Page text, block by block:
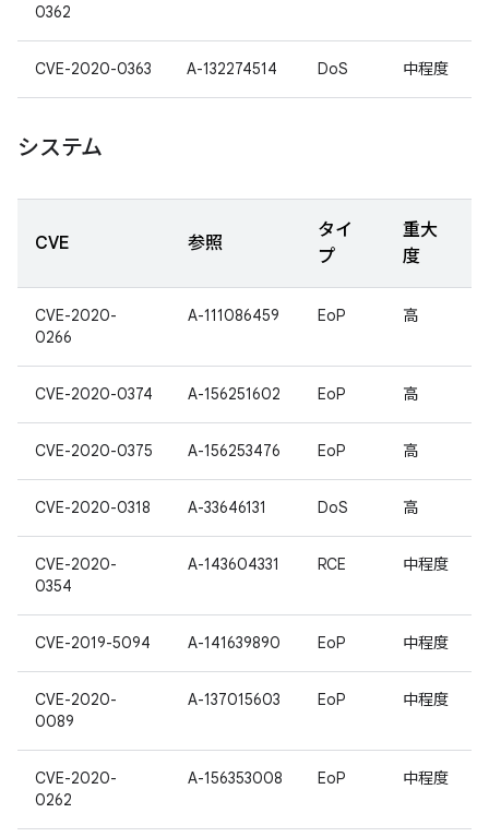
0362
CVE-2020-0363 A-132274514 DoS 中程度
システム
CVE 参照
タイ
プ
重大
度
CVE-2020-
0266
A-111086459 EoP 高
CVE-2020-0374 A-156251602 EoP 高
CVE-2020-0375 A-156253476 EoP 高
CVE-2020-0318 A-33646131 DoS 高
CVE-2020-
0354
A-143604331 RCE 中程度
CVE-2019-5094 A-141639890 EoP 中程度
CVE-2020-
0089
A-137015603 EoP 中程度
CVE-2020-
0262
A-156353008 EoP 中程度